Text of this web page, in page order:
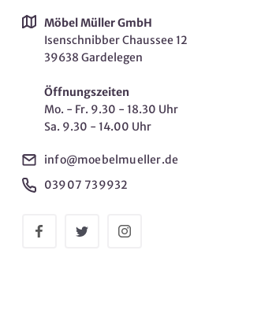
Möbel Müller GmbH
Isenschnibber Chaussee 12
39638 Gardelegen
Öffnungszeiten
Mo. - Fr. 9.30 - 18.30 Uhr
Sa. 9.30 - 14.00 Uhr
info@moebelmueller.de
03907 739932